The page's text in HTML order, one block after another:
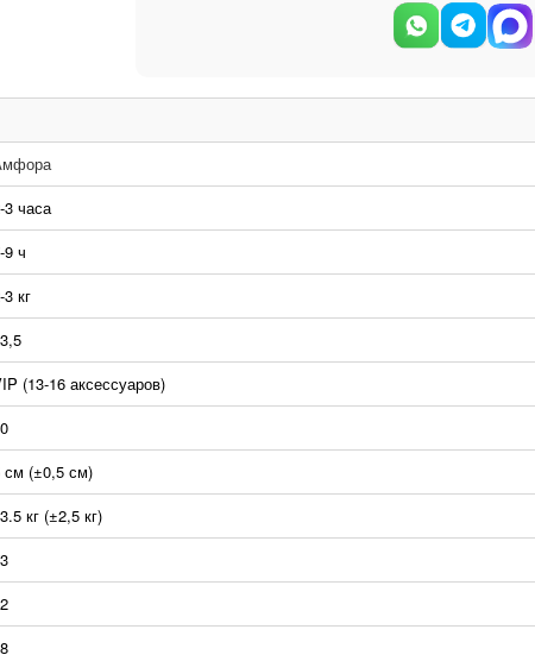
3 часа
9 ч
3 кг
(13-16 аксессуаров)
см (±0,5 см)
кг (±2,5 кг)